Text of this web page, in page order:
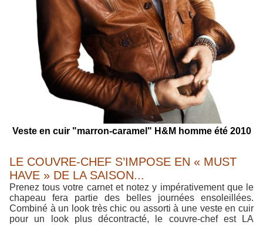
Veste en cuir "marron-caramel" H&M homme été 2010
LE COUVRE-CHEF S’IMPOSE EN « MUST
HAVE » DE LA SAISON...
Prenez tous votre carnet et notez y impérativement que le
chapeau fera partie des belles journées ensoleillées.
Combiné à un look très chic ou assorti à une veste en cuir
pour un look plus décontracté, le couvre-chef est LA